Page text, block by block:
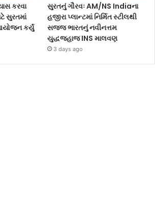
કરવા
સુરતમાં
કર્યું
સુરતનું ગૌરવઃ AM/NS Indiaના
હજીરા પ્લાન્ટમાં નિર્મિત સ્ટીલથી
સજ્જ ભારતનું નવીનત્તમ
યુદ્ધજહાજ INS માલવણ
3 days ago